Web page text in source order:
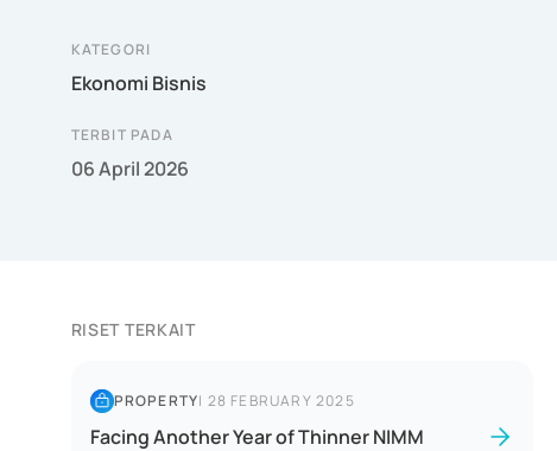
KATEGORI
Ekonomi Bisnis
TERBIT PADA
06 April 2026
RISET TERKAIT
PROPERTY| 28 FEBRUARY 2025
Facing Another Year of Thinner NIMM